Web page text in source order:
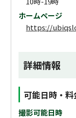
ホームページ
https://
詳細情報
可能日時・料
撮影可能日時